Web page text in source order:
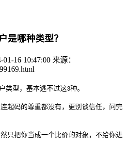
是哪种类型？
16 10:47:00 来源：
类型，基本逃不过这3种。
起码的尊重都没有，更别谈信任，问完
只把你当成一个比价的对象，不给你进